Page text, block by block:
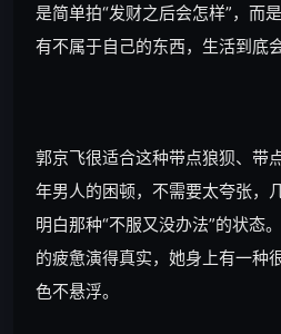
是简单拍“发财之后会怎样”，而
有不属于自己的东西，生活到底
郭京飞很适合这种带点狼狈、带
年男人的困顿，不需要太夸张，
明白那种“不服又没办法”的状态
的疲惫演得真实，她身上有一种
色不悬浮。